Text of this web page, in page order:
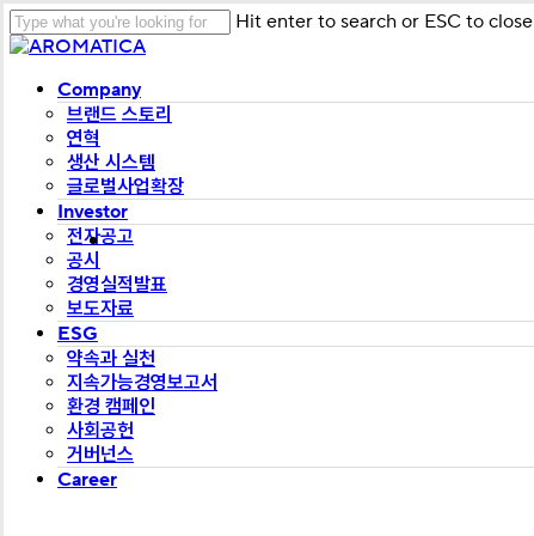
Skip
to
content
Hit enter to search or ESC to close
Close
MenuCompany
브랜드 스토리
연혁
생산 시스템
글로벌사업확장
Investor
전자공고
공시
경영실적발표
보도자료
ESG
약속과 실천
지속가능경영보고서
환경 캠페인
사회공헌
거버넌스
Career